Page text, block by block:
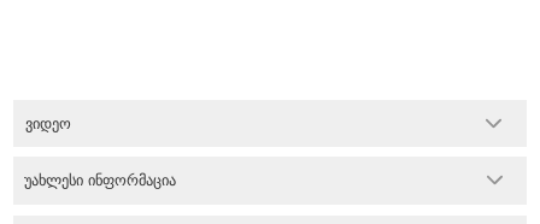
ვიდეო
უახლესი ინფორმაცია